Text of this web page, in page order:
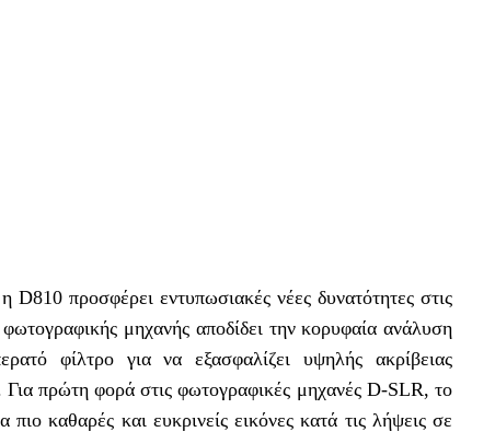
προσφέρει εντυπωσιακές νέες δυνατότητες στις
μηχανής αποδίδει την κορυφαία ανάλυση
φίλτρο για να εξασφαλίζει υψηλής ακρίβειας
πρώτη φορά στις φωτογραφικές μηχανές D-SLR, το
καθαρές και ευκρινείς εικόνες κατά τις λήψεις σε